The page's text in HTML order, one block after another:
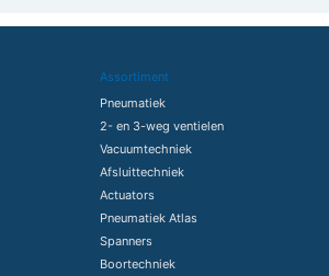
Assortiment
Pneumatiek
2- en 3-weg ventielen
Vacuumtechniek
Afsluittechniek
Actuators
Pneumatiek Atlas
Spanners
Boortechniek